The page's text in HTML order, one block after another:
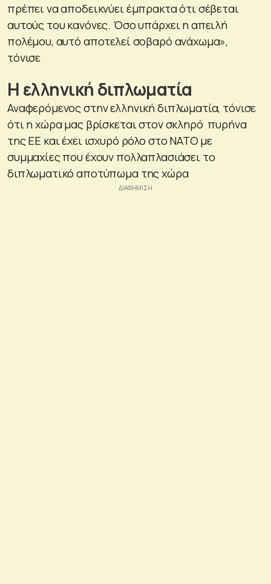
πρέπει να αποδεικνύει έμπρακτα ότι σέβεται
αυτούς του κανόνες. Όσο υπάρχει η απειλή
πολέμου, αυτό αποτελεί σοβαρό ανάχωμα»,
τόνισε
Η ελληνική διπλωματία
Αναφερόμενος στην ελληνική διπλωματία, τόνισε
ότι η χώρα μας βρίσκεται στον σκληρό πυρήνα
της ΕΕ και έχει ισχυρό ρόλο στο ΝΑΤΟ με
συμμαχίες που έχουν πολλαπλασιάσει το
διπλωματικό αποτύπωμα της χώρα